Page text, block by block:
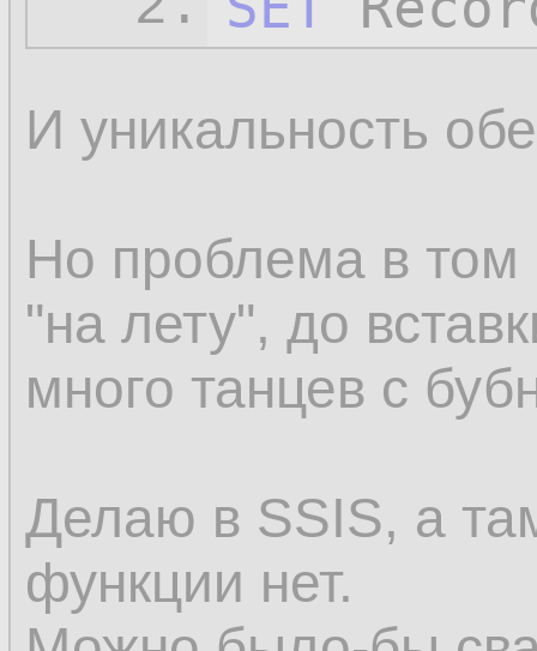
И уникальность
Но проблема в том
"на лету", до
много танцев с
Делаю в SSIS, а
функции нет.